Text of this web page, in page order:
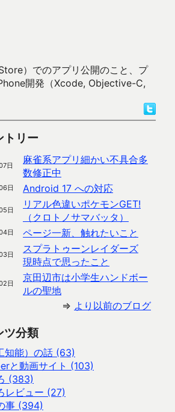
）でのアプリ公開のこと、プ
開発（Xcode, Objective-C,
トリー
日
麻雀系アプリ細かい不具合多
数修正中
日 Android 17 への対応
日
リアル色違いポケモンGET!
（クロトノサマバッタ）
日 ページ一新、触れたいこと
日
スプラトゥーンレイダーズ
現時点で思ったこと
日
京田辺市は小学生ハンドボー
ルの聖地
⇒ より以前のブログ
ツ分類
知能）の話 (63)
と動画サイト (103)
(383)
レビュー (27)
事 (394)